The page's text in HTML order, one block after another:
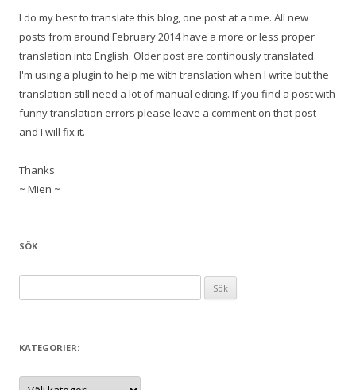
I do my best to translate this blog, one post at a time. All new
posts from around February 2014 have a more or less proper
translation into English. Older post are continously translated.
I'm using a plugin to help me with translation when I write but the
translation still need a lot of manual editing. If you find a post with
funny translation errors please leave a comment on that post
and I will fix it.
Thanks
~ Mien ~
SÖK
ö
e
t
KATEGORIER:
K